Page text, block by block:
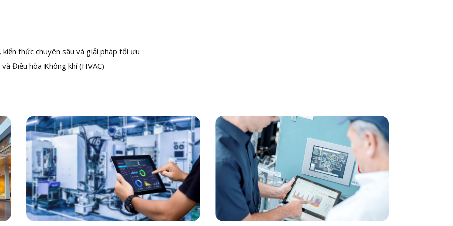
thức chuyên sâu và giải pháp tối ưu
Điều hòa Không khí (HVAC)